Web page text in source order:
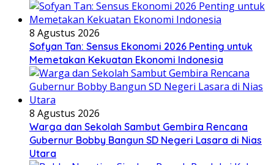
8 Agustus 2026
Sofyan Tan: Sensus Ekonomi 2026 Penting untuk
Memetakan Kekuatan Ekonomi Indonesia
8 Agustus 2026
Warga dan Sekolah Sambut Gembira Rencana
Gubernur Bobby Bangun SD Negeri Lasara di Nias
Utara